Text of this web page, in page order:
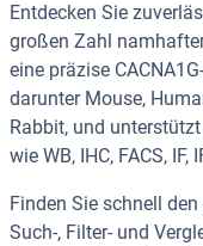
Entdecken Sie
großen Zahl
eine präzise
darunter Mouse,
Rabbit, und
wie WB, IHC, FACS, IF,
Finden Sie schnell
Such-, Filter- und